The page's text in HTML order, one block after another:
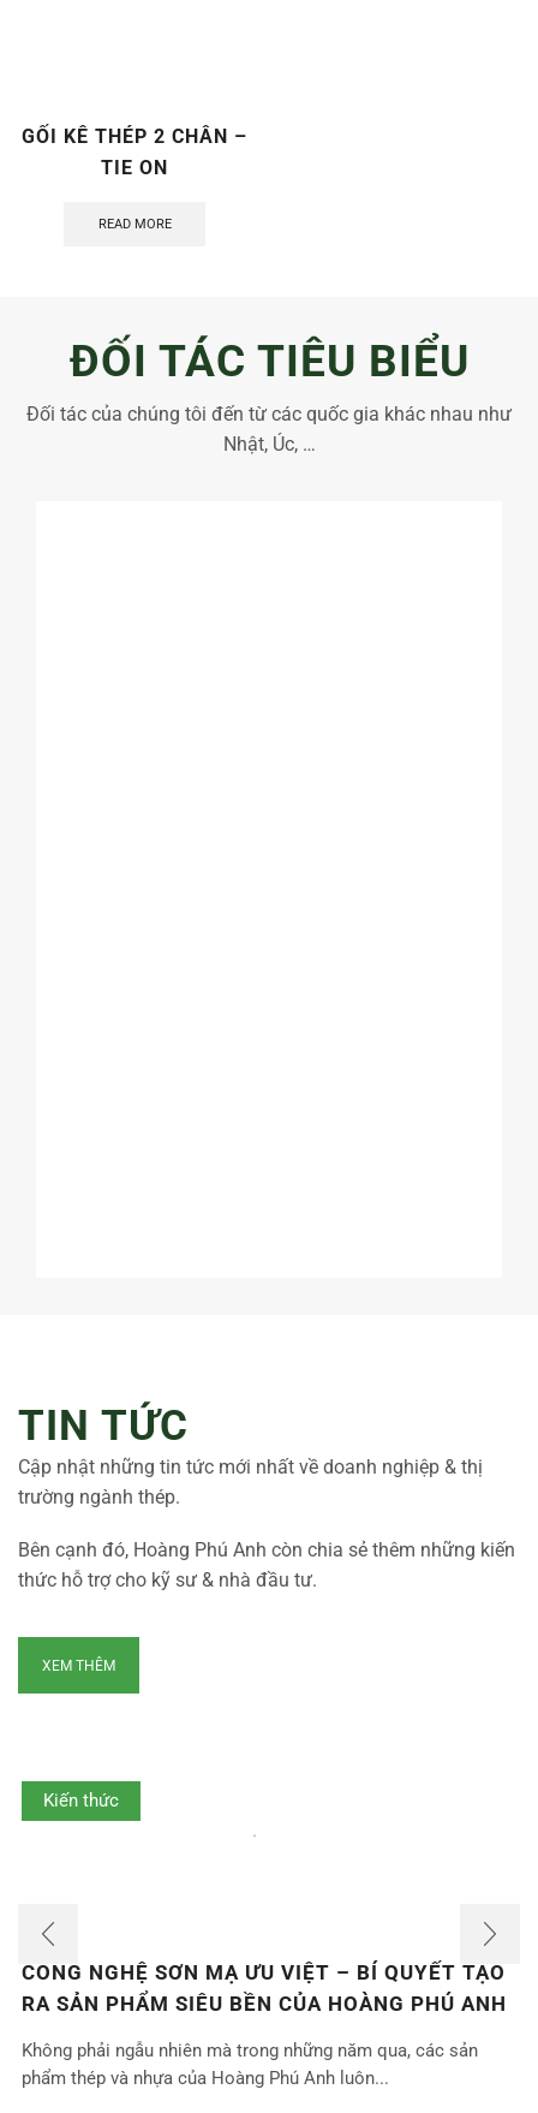
GỐI KÊ THÉP 2 CHÂN –
TIE ON
READ MORE
ĐỐI TÁC TIÊU BIỂU
Đối tác của chúng tôi đến từ các quốc gia khác nhau như
Nhật, Úc, …
TIN TỨC
Cập nhật những tin tức mới nhất về doanh nghiệp & thị
trường ngành thép.
Bên cạnh đó, Hoàng Phú Anh còn chia sẻ thêm những kiến
thức hỗ trợ cho kỹ sư & nhà đầu tư.
XEM THÊM
Kiến thức
CÔNG NGHỆ SƠN MẠ ƯU VIỆT – BÍ QUYẾT TẠO
RA SẢN PHẨM SIÊU BỀN CỦA HOÀNG PHÚ ANH
Không phải ngẫu nhiên mà trong những năm qua, các sản
phẩm thép và nhựa của Hoàng Phú Anh luôn...